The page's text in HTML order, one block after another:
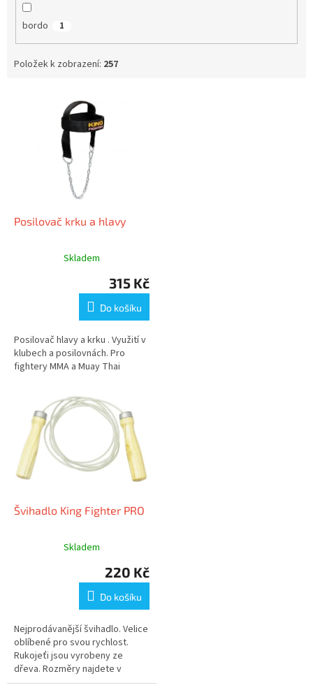
bordo 1
Položek k zobrazení: 257
Posilovač krku a hlavy
Skladem
315 Kč
Do košíku
Posilovač hlavy a krku . Využití v
klubech a posilovnách. Pro
fightery MMA a Muay Thai
Švihadlo King Fighter PRO
Skladem
220 Kč
Do košíku
Nejprodávanější švihadlo. Velice
oblíbené pro svou rychlost.
Rukojeťi jsou vyrobeny ze
dřeva. Rozměry najdete v
popisu zboží.